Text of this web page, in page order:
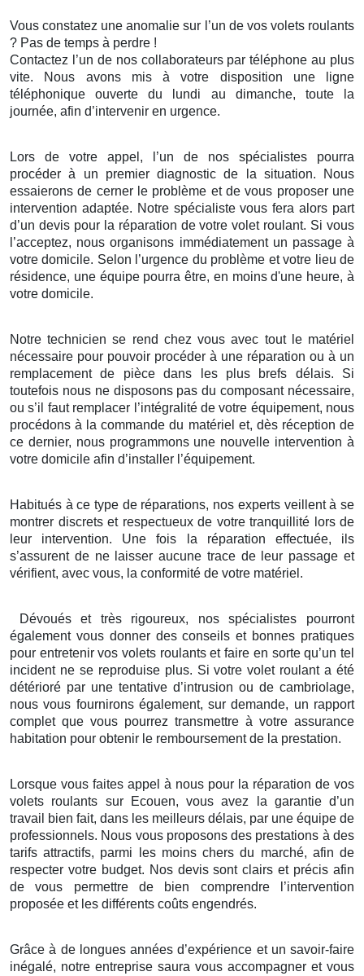
Vous constatez une anomalie sur l’un de vos volets roulants
? Pas de temps à perdre !
Contactez l’un de nos collaborateurs par téléphone au plus
vite. Nous avons mis à votre disposition une ligne
téléphonique ouverte du lundi au dimanche, toute la
journée, afin d’intervenir en urgence.
Lors de votre appel, l’un de nos spécialistes pourra
procéder à un premier diagnostic de la situation. Nous
essaierons de cerner le problème et de vous proposer une
intervention adaptée. Notre spécialiste vous fera alors part
d’un devis pour la réparation de votre volet roulant. Si vous
l’acceptez, nous organisons immédiatement un passage à
votre domicile. Selon l’urgence du problème et votre lieu de
résidence, une équipe pourra être, en moins d'une heure, à
votre domicile.
Notre technicien se rend chez vous avec tout le matériel
nécessaire pour pouvoir procéder à une réparation ou à un
remplacement de pièce dans les plus brefs délais. Si
toutefois nous ne disposons pas du composant nécessaire,
ou s’il faut remplacer l’intégralité de votre équipement, nous
procédons à la commande du matériel et, dès réception de
ce dernier, nous programmons une nouvelle intervention à
votre domicile afin d’installer l’équipement.
Habitués à ce type de réparations, nos experts veillent à se
montrer discrets et respectueux de votre tranquillité lors de
leur intervention. Une fois la réparation effectuée, ils
s’assurent de ne laisser aucune trace de leur passage et
vérifient, avec vous, la conformité de votre matériel.
Dévoués et très rigoureux, nos spécialistes pourront
également vous donner des conseils et bonnes pratiques
pour entretenir vos volets roulants et faire en sorte qu’un tel
incident ne se reproduise plus. Si votre volet roulant a été
détérioré par une tentative d’intrusion ou de cambriolage,
nous vous fournirons également, sur demande, un rapport
complet que vous pourrez transmettre à votre assurance
habitation pour obtenir le remboursement de la prestation.
Lorsque vous faites appel à nous pour la réparation de vos
volets roulants sur Ecouen, vous avez la garantie d’un
travail bien fait, dans les meilleurs délais, par une équipe de
professionnels. Nous vous proposons des prestations à des
tarifs attractifs, parmi les moins chers du marché, afin de
respecter votre budget. Nos devis sont clairs et précis afin
de vous permettre de bien comprendre l’intervention
proposée et les différents coûts engendrés.
Grâce à de longues années d’expérience et un savoir-faire
inégalé, notre entreprise saura vous accompagner et vous